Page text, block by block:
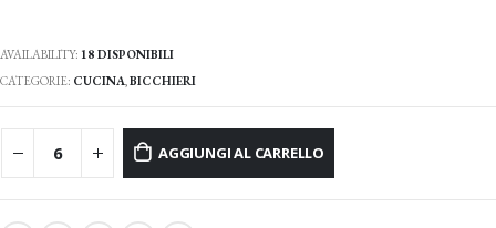
AVAILABILITY: 18 DISPONIBILI
CATEGORIE: CUCINA,BICCHIERI
AGGIUNGI AL CARRELLO